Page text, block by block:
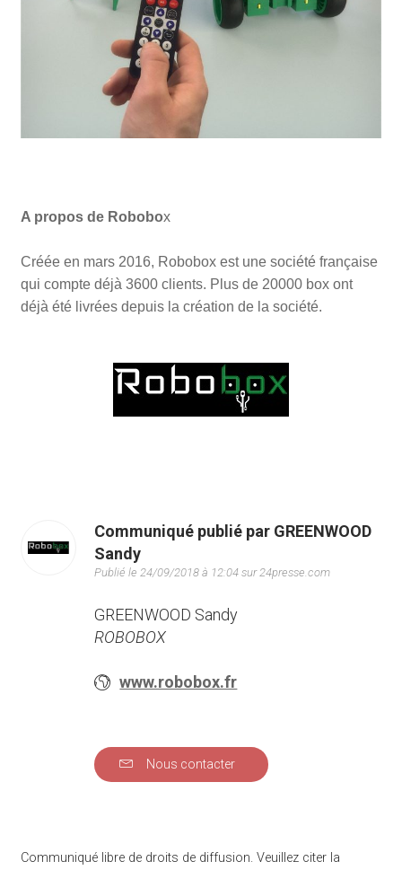
A propos de Robobox
Créée en mars 2016, Robobox est une société française
qui compte déjà 3600 clients. Plus de 20000 box ont
déjà été livrées depuis la création de la société.
Communiqué publié par GREENWOOD
Sandy
Publié le 24/09/2018 à 12:04 sur 24presse.com
GREENWOOD Sandy
ROBOBOX
www.robobox.fr
Nous contacter
Communiqué libre de droits de diffusion. Veuillez citer la